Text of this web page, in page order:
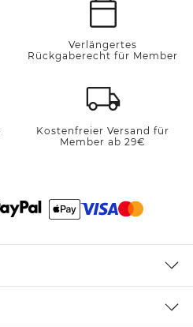
Verlängertes
Rückgaberecht für Member
Kostenfreier Versand für
Member ab 29€